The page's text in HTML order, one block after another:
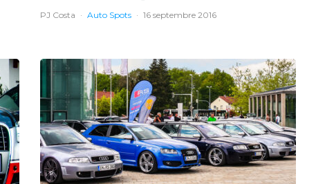
PJ Costa · Auto Spots · 16 septembre 2016